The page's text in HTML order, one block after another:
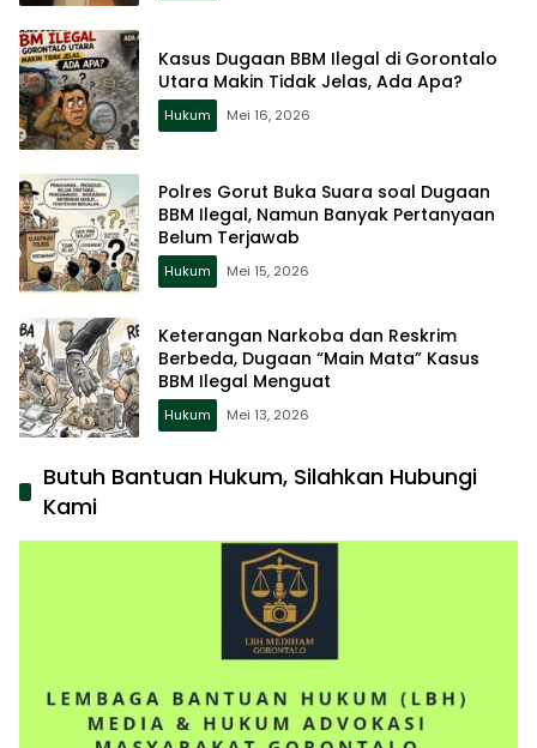
Kasus Dugaan BBM Ilegal di Gorontalo
Utara Makin Tidak Jelas, Ada Apa?
Hukum Mei 16, 2026
Polres Gorut Buka Suara soal Dugaan
BBM Ilegal, Namun Banyak Pertanyaan
Belum Terjawab
Hukum Mei 15, 2026
Keterangan Narkoba dan Reskrim
Berbeda, Dugaan “Main Mata” Kasus
BBM Ilegal Menguat
Hukum Mei 13, 2026
Butuh Bantuan Hukum, Silahkan Hubungi
Kami